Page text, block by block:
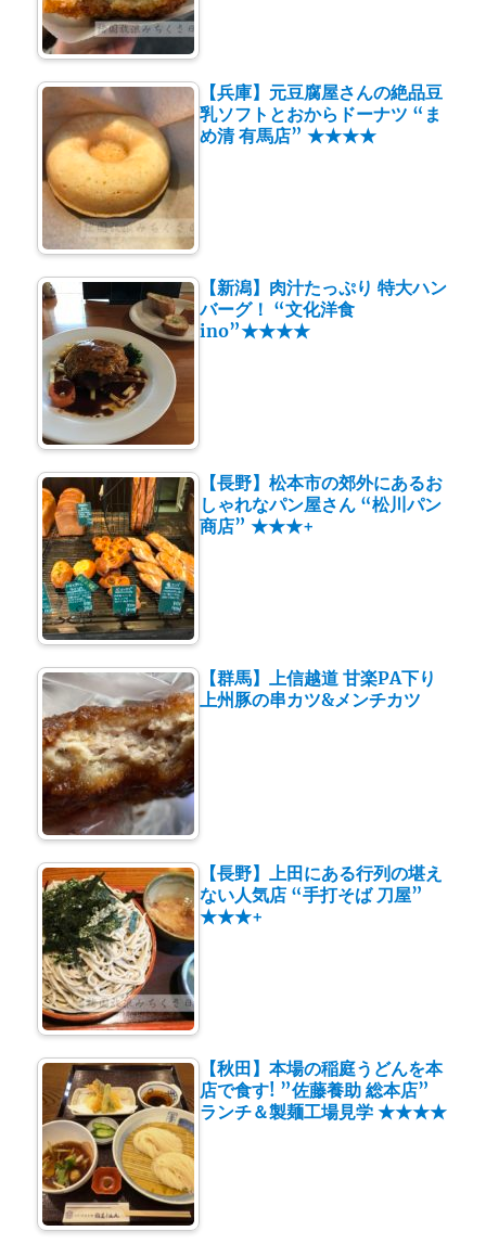
【兵庫】元豆腐屋さんの絶品豆
乳ソフトとおからドーナツ “ま
め清 有馬店” ★★★★
【新潟】肉汁たっぷり 特大ハン
バーグ！ “文化洋食
ino”★★★★
【長野】松本市の郊外にあるお
しゃれなパン屋さん “松川パン
商店” ★★★+
【群馬】上信越道 甘楽PA下り
上州豚の串カツ&メンチカツ
【長野】上田にある行列の堪え
ない人気店 “手打そば 刀屋”
★★★+
【秋田】本場の稲庭うどんを本
店で食す! ”佐藤養助 総本店”
ランチ＆製麺工場見学 ★★★★